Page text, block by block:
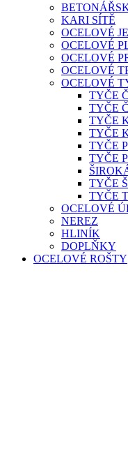
KARI SÍTĚ
OCELOVÉ
OCELOVÉ
OCELOVÉ
OCELOVÉ
OCELOVÉ
TYČE
TYČE
TYČE
TYČE
TYČE
TYČE
TYČE
TYČE T
OCELOVÉ
NEREZ
HLINÍK
DOPLŇKY
OCELOVÉ ROŠTY